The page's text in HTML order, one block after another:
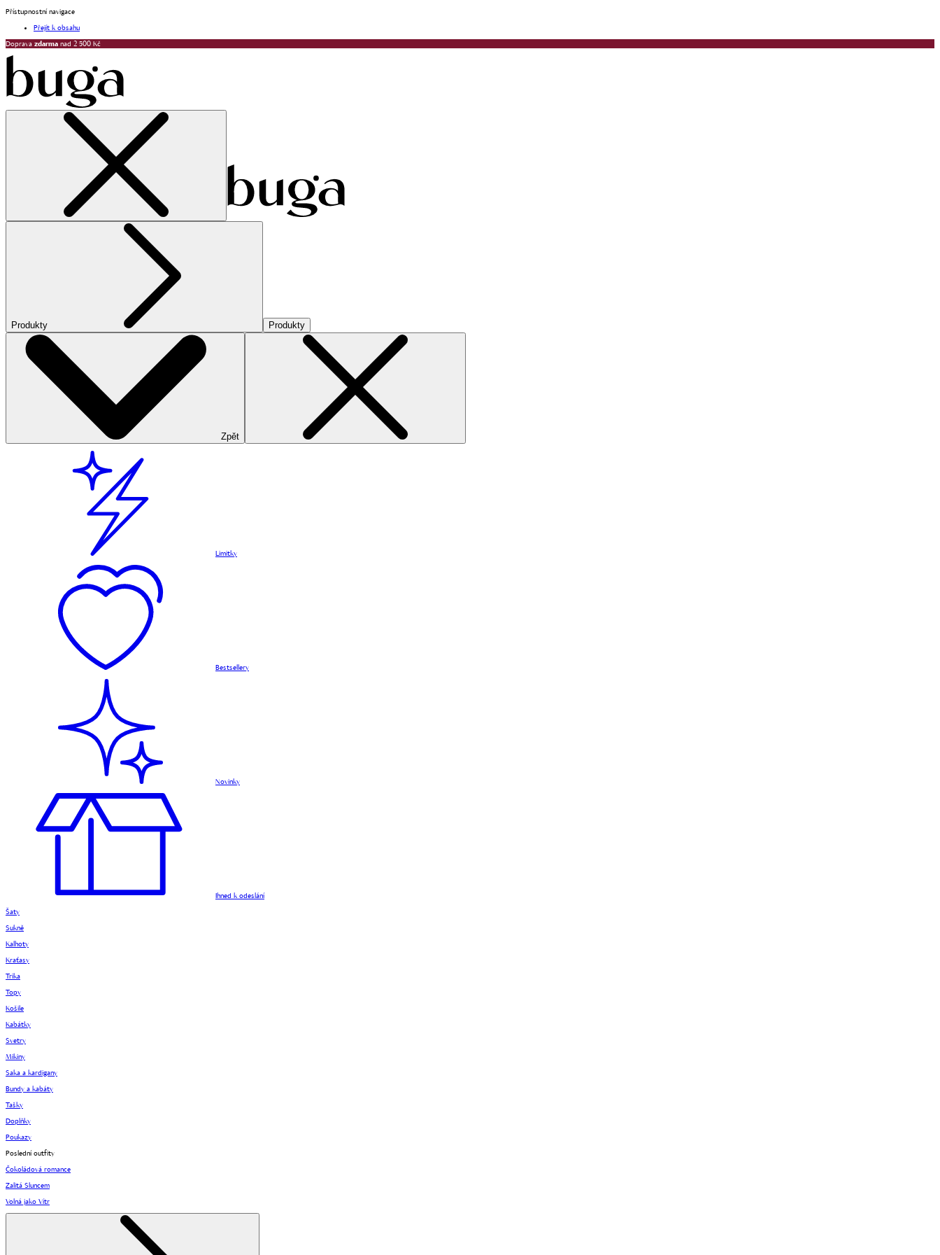
Přístupnostní navigace
Přejít k obsahu
Doprava zdarma nad 2 500 Kč
Produkty Produkty
Zpět
Limitky
Bestsellery
Novinky
Ihned k odeslání
Šaty
Sukně
Kalhoty
Kraťasy
Trika
Topy
Košile
Kabátky
Svetry
Mikiny
Saka a kardigany
Bundy a kabáty
Tašky
Doplňky
Poukazy
Poslední outfity
Čokoládová romance
Zalitá Sluncem
Volná jako Vítr